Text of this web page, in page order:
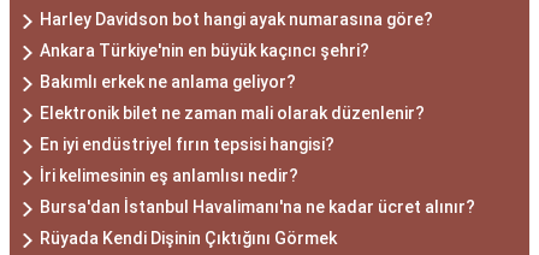
Harley Davidson bot hangi ayak numarasına göre?
Ankara Türkiye'nin en büyük kaçıncı şehri?
Bakımlı erkek ne anlama geliyor?
Elektronik bilet ne zaman mali olarak düzenlenir?
En iyi endüstriyel fırın tepsisi hangisi?
İri kelimesinin eş anlamlısı nedir?
Bursa'dan İstanbul Havalimanı'na ne kadar ücret alınır?
Rüyada Kendi Dişinin Çıktığını Görmek